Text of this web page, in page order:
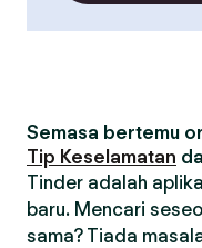
Semasa bertemu
Tip Keselamatan
Tinder adalah
baru. Mencari
sama? Tiada